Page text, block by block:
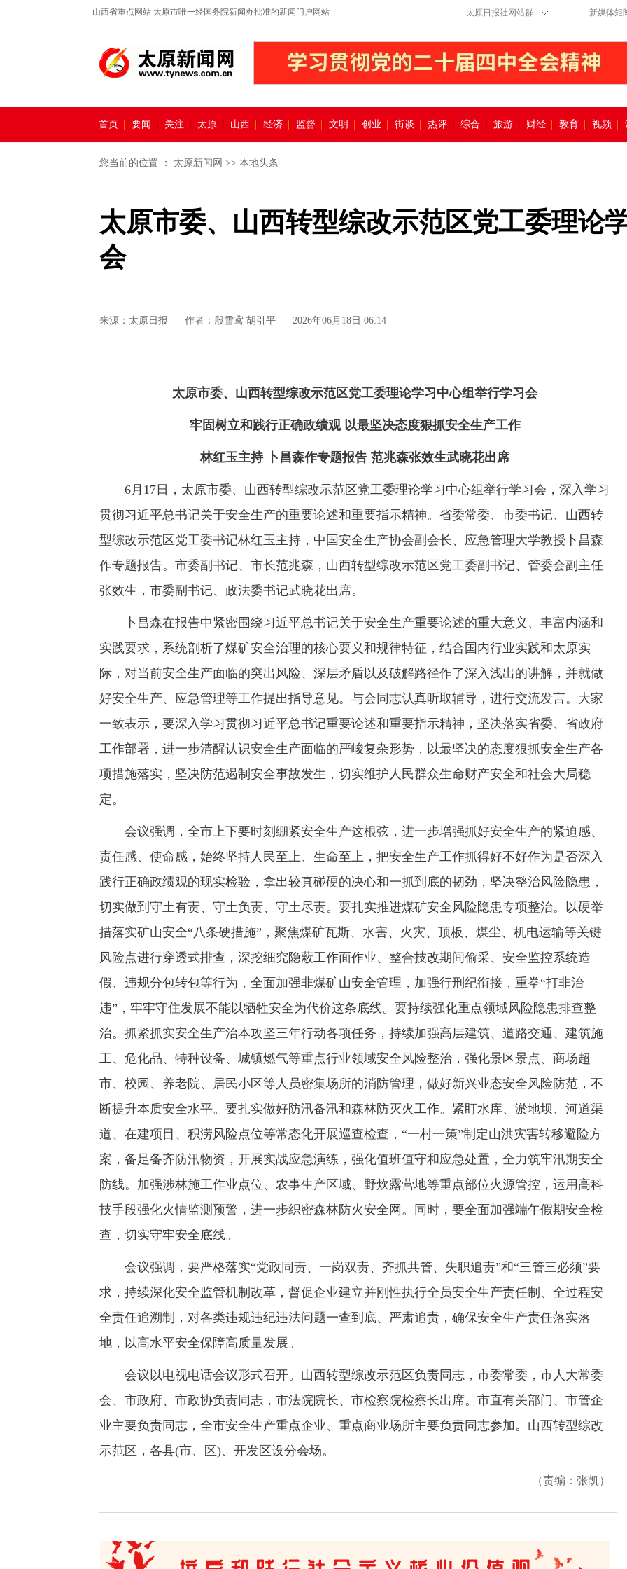
山西省重点网站 太原市唯一经国务院新闻办批准的新闻门户网站 太原日报社网站群 新媒体矩
首页 要闻 关注 太原 山西 经济 监督 文明 创业 街谈 热评 综合 旅游 财经 教育 视频
您当前的位置 ： 太原新闻网 >> 本地头条
太原市委、山西转型综改示范区党工委理论
会
来源： 太原日报 作者：殷雪鸢 胡引平 2026年06月18日 06:14
太原市委、山西转型综改示范区党工委理论学习中心组举行学习会
牢固树立和践行正确政绩观 以最坚决态度狠抓安全生产工作
林红玉主持 卜昌森作专题报告 范兆森张效生武晓花出席
6月17日，太原市委、山西转型综改示范区党工委理论学习中心组举行学习会，深入学习
贯彻习近平总书记关于安全生产的重要论述和重要指示精神。省委常委、市委书记、山西转
型综改示范区党工委书记林红玉主持，中国安全生产协会副会长、应急管理大学教授卜昌森
作专题报告。市委副书记、市长范兆森，山西转型综改示范区党工委副书记、管委会副主任
张效生，市委副书记、政法委书记武晓花出席。
卜昌森在报告中紧密围绕习近平总书记关于安全生产重要论述的重大意义、丰富内涵和
实践要求，系统剖析了煤矿安全治理的核心要义和规律特征，结合国内行业实践和太原实
际，对当前安全生产面临的突出风险、深层矛盾以及破解路径作了深入浅出的讲解，并就做
好安全生产、应急管理等工作提出指导意见。与会同志认真听取辅导，进行交流发言。大家
一致表示，要深入学习贯彻习近平总书记重要论述和重要指示精神，坚决落实省委、省政府
工作部署，进一步清醒认识安全生产面临的严峻复杂形势，以最坚决的态度狠抓安全生产各
项措施落实，坚决防范遏制安全事故发生，切实维护人民群众生命财产安全和社会大局稳
定。
会议强调，全市上下要时刻绷紧安全生产这根弦，进一步增强抓好安全生产的紧迫感、
责任感、使命感，始终坚持人民至上、生命至上，把安全生产工作抓得好不好作为是否深入
践行正确政绩观的现实检验，拿出较真碰硬的决心和一抓到底的韧劲，坚决整治风险隐患，
切实做到守土有责、守土负责、守土尽责。要扎实推进煤矿安全风险隐患专项整治。以硬举
措落实矿山安全“八条硬措施”，聚焦煤矿瓦斯、水害、火灾、顶板、煤尘、机电运输等关键
风险点进行穿透式排查，深挖细究隐蔽工作面作业、整合技改期间偷采、安全监控系统造
假、违规分包转包等行为，全面加强非煤矿山安全管理，加强行刑纪衔接，重拳“打非治
违”，牢牢守住发展不能以牺牲安全为代价这条底线。要持续强化重点领域风险隐患排查整
治。抓紧抓实安全生产治本攻坚三年行动各项任务，持续加强高层建筑、道路交通、建筑施
工、危化品、特种设备、城镇燃气等重点行业领域安全风险整治，强化景区景点、商场超
市、校园、养老院、居民小区等人员密集场所的消防管理，做好新兴业态安全风险防范，不
断提升本质安全水平。要扎实做好防汛备汛和森林防灭火工作。紧盯水库、淤地坝、河道渠
道、在建项目、积涝风险点位等常态化开展巡查检查，“一村一策”制定山洪灾害转移避险方
案，备足备齐防汛物资，开展实战应急演练，强化值班值守和应急处置，全力筑牢汛期安全
防线。加强涉林施工作业点位、农事生产区域、野炊露营地等重点部位火源管控，运用高科
技手段强化火情监测预警，进一步织密森林防火安全网。同时，要全面加强端午假期安全检
查，切实守牢安全底线。
会议强调，要严格落实“党政同责、一岗双责、齐抓共管、失职追责”和“三管三必须”要
求，持续深化安全监管机制改革，督促企业建立并刚性执行全员安全生产责任制、全过程安
全责任追溯制，对各类违规违纪违法问题一查到底、严肃追责，确保安全生产责任落实落
地，以高水平安全保障高质量发展。
会议以电视电话会议形式召开。山西转型综改示范区负责同志，市委常委，市人大常委
会、市政府、市政协负责同志，市法院院长、市检察院检察长出席。市直有关部门、市管企
业主要负责同志，全市安全生产重点企业、重点商业场所主要负责同志参加。山西转型综改
示范区，各县(市、区)、开发区设分会场。
（责编：张凯）